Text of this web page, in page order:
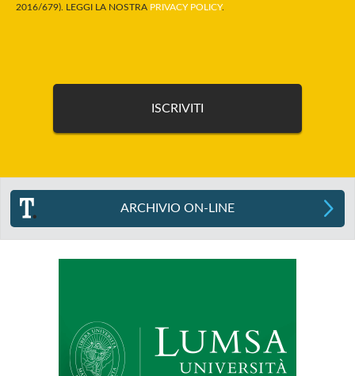
2016/679). LEGGI LA NOSTRA PRIVACY POLICY.
ARCHIVIO ON-LINE